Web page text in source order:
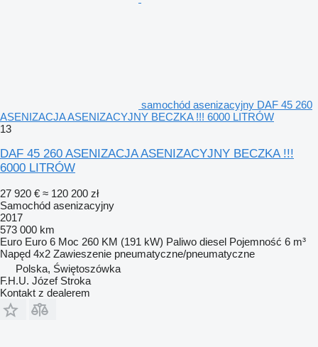
samochód asenizacyjny DAF 45 260
ASENIZACJA ASENIZACYJNY BECZKA !!! 6000 LITRÓW
13
DAF 45 260 ASENIZACJA ASENIZACYJNY BECZKA !!!
6000 LITRÓW
27 920 € ≈ 120 200 zł
Samochód asenizacyjny
2017
573 000 km
Euro Euro 6 Moc 260 KM (191 kW) Paliwo diesel Pojemność 6 m³
Napęd 4x2 Zawieszenie pneumatyczne/pneumatyczne
Polska, Świętoszówka
F.H.U. Józef Stroka
Kontakt z dealerem